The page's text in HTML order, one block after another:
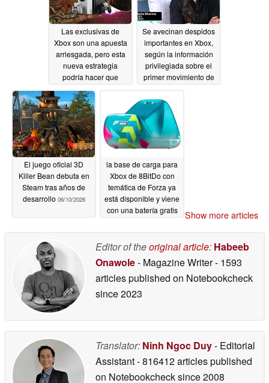
Las exclusivas de
Xbox son una apuesta
arriesgada, pero esta
nueva estrategia
podría hacer que
Se avecinan despidos
importantes en Xbox,
según la información
privilegiada sobre el
primer movimiento de
"resetear el negocio"
06/11/2026
El juego oficial 3D
Killer Bean debuta en
Steam tras años de
desarrollo 06/10/2026
la base de carga para
Xbox de 8BitDo con
temática de Forza ya
está disponible y viene
con una batería gratis
Show more articles
Editor of theoriginal article: Habeeb
Onawole- Magazine Writer- 1593
articles published on Notebookcheck
since 2023
Translator: Ninh Ngoc Duy- Editorial
Assistant- 816412 articles published
on Notebookchecksince 2008